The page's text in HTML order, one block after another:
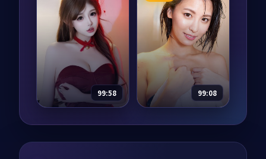
主演：
汤唯、刘亦菲
雾岛档案是一部以悬
疑为核心的影视作
品，围绕危机、反转
与人物成长展开，整
体节奏紧凑，值得推
荐观看。
97,451 8.0 悬疑
主演：章子怡、沈腾
等
暗夜剧场·典藏是一
部以科幻为核心的影
视作品，围绕危机、
反转与人物成长展
开，整体节奏紧凑，
值得推荐观看。
97,387 7.9 科幻
99:58
深海余震
电视剧 2017
99:08
异境潜伏·典藏
综艺 2015